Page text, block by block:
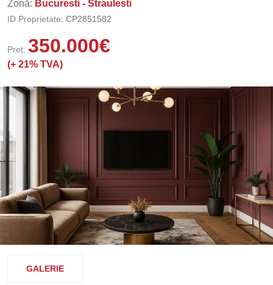
Zonă: Bucuresti - Straulesti
ID Proprietate: CP2851582
Preț: 350.000€
(+ 21% TVA)
GALERIE